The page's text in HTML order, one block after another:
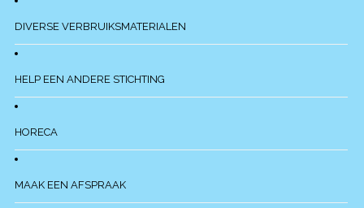
DIVERSE VERBRUIKSMATERIALEN
HELP EEN ANDERE STICHTING
HORECA
MAAK EEN AFSPRAAK